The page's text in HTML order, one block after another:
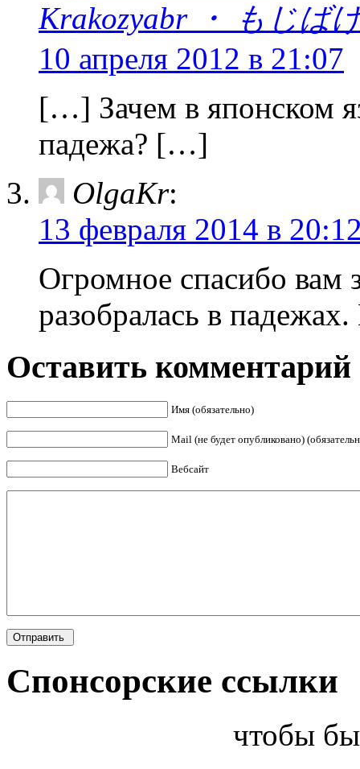
Krakozyabr ・ もじば
10 апреля 2012 в 21:07
[…] Зачем в японском
падежа? […]
OlgaKr:
13 февраля 2014 в
Огромное спасибо вам
разобралась в
Оставить комментарий
Имя (обязательно)
Mail (не будет опубликовано)
Вебсайт
Спонсорские ссылки
чтобы